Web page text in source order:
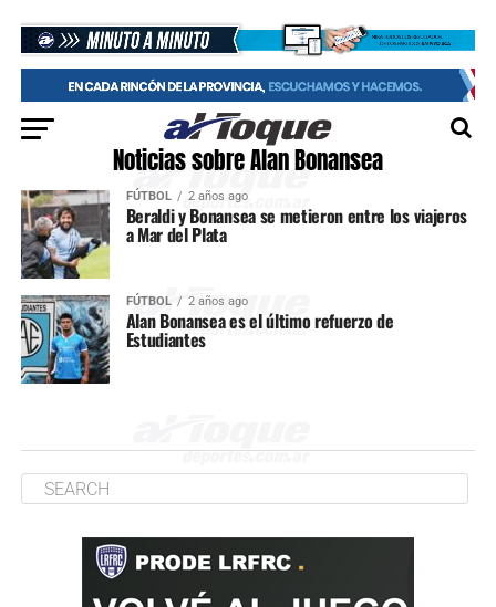
Noticias sobre Alan Bonansea
FÚTBOL 2 años ago
Beraldi y Bonansea se metieron entre los viajeros
a Mar del Plata
FÚTBOL 2 años ago
Alan Bonansea es el último refuerzo de
Estudiantes